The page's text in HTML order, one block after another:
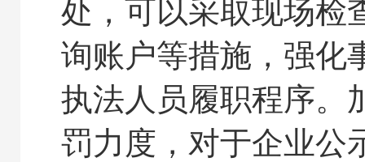
处，可以采取现场检
询账户等措施，强化
执法人员履职程序。
罚力度，对于企业公